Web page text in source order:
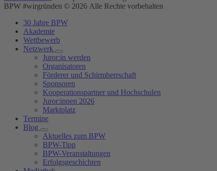
BPW #wirgründen © 2026 Alle Rechte vorbehalten
30 Jahre BPW
Akademie
Wettbewerb
Netzwerk
Juror:in werden
Organisatoren
Förderer und Schirmherrschaft
Sponsoren
Kooperationspartner und Hochschulen
Juror:innen 2026
Marktplatz
Termine
Blog
Aktuelles zum BPW
BPW-Tipp
BPW-Veranstaltungen
Erfolgsgeschichten